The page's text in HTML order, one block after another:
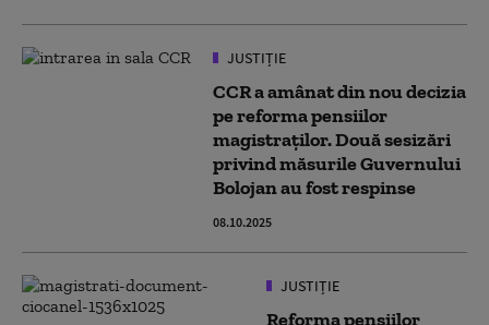
JUSTIȚIE
CCR a amânat din nou decizia
pe reforma pensiilor
magistraților. Două sesizări
privind măsurile Guvernului
Bolojan au fost respinse
08.10.2025
JUSTIȚIE
Reforma pensiilor